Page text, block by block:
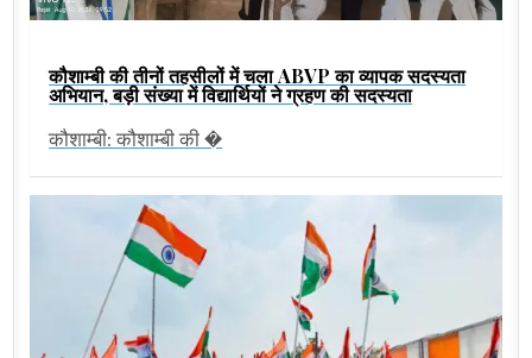
कौशाम्बी की तीनों तहसीलों में चला ABVP का व्यापक सदस्यता
अभियान, बड़ी संख्या में विद्यार्थियों ने ग्रहण की सदस्यता
कौशाम्बी: कौशाम्बी की �